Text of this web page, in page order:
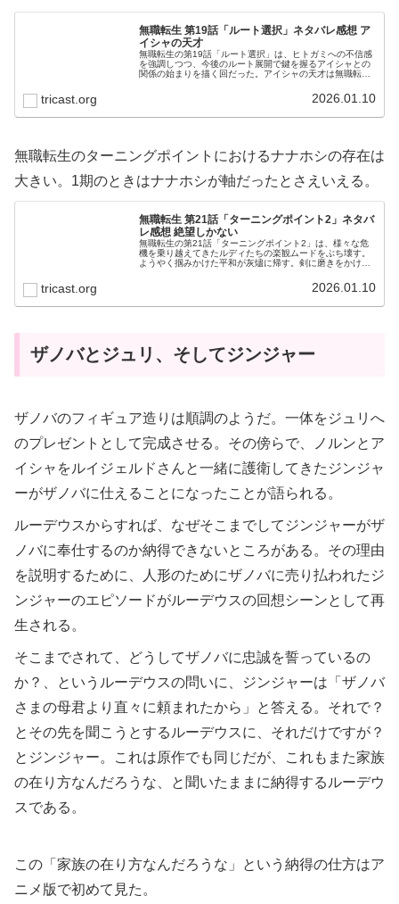
無職転生 第19話「ルート選択」ネタバレ感想 ア
イシャの天才
無職転生の第19話「ルート選択」は、ヒトガミへの不信感
を強調しつつ、今後のルート展開で鍵を握るアイシャとの
関係の始まりを描く回だった。アイシャの天才は無職転生
tricast.org 2026.01.10
無職転生のターニングポイントにおけるナナホシの存在は
大きい。1期のときはナナホシが軸だったとさえいえる。
無職転生 第21話「ターニングポイント2」ネタバ
レ感想 絶望しかない
無職転生の第21話「ターニングポイント2」は、様々な危
機を乗り越えてきたルディたちの楽観ムードをぶち壊す。
ようやく掴みかけた平和が灰燼に帰す。剣に磨きをかけた
tricast.org 2026.01.10
ザノバとジュリ、そしてジンジャー
ザノバのフィギュア造りは順調のようだ。一体をジュリへ
のプレゼントとして完成させる。その傍らで、ノルンとア
イシャをルイジェルドさんと一緒に護衛してきたジンジャ
ーがザノバに仕えることになったことが語られる。
ルーデウスからすれば、なぜそこまでしてジンジャーがザ
ノバに奉仕するのか納得できないところがある。その理由
を説明するために、人形のためにザノバに売り払われたジ
ンジャーのエピソードがルーデウスの回想シーンとして再
生される。
そこまでされて、どうしてザノバに忠誠を誓っているの
か？、というルーデウスの問いに、ジンジャーは「ザノバ
さまの母君より直々に頼まれたから」と答える。それで？
とその先を聞こうとするルーデウスに、それだけですが？
とジンジャー。これは原作でも同じだが、これもまた家族
の在り方なんだろうな、と聞いたままに納得するルーデウ
スである。
この「家族の在り方なんだろうな」という納得の仕方はア
ニメ版で初めて見た。